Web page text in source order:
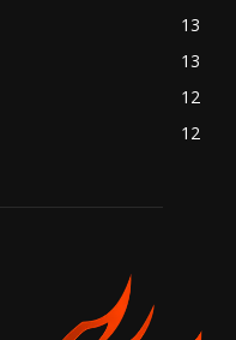
13
13
12
12